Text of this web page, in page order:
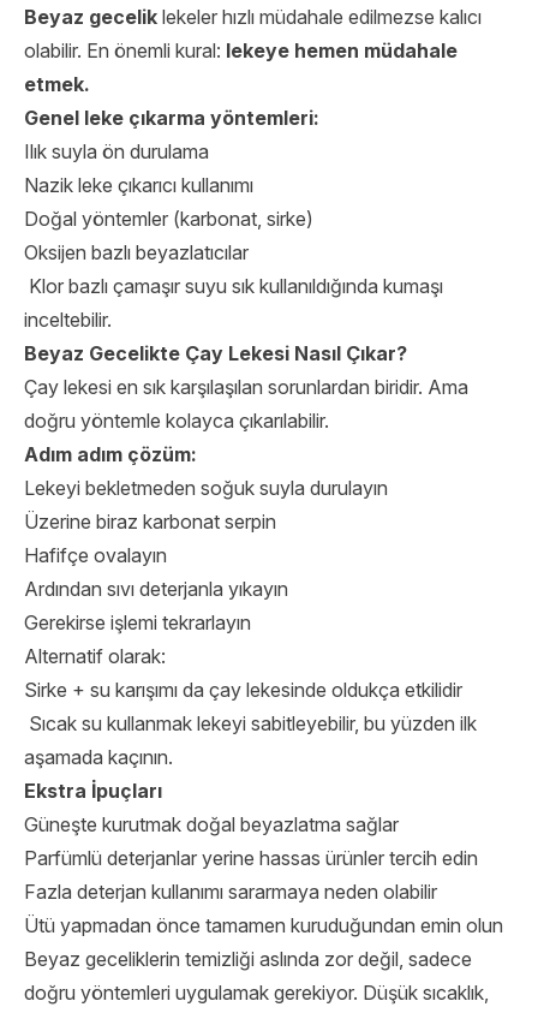
Beyaz gecelik lekeler hızlı müdahale edilmezse kalıcı
olabilir. En önemli kural: lekeye hemen müdahale
etmek.
Genel leke çıkarma yöntemleri:
Ilık suyla ön durulama
Nazik leke çıkarıcı kullanımı
Doğal yöntemler (karbonat, sirke)
Oksijen bazlı beyazlatıcılar
Klor bazlı çamaşır suyu sık kullanıldığında kumaşı
inceltebilir.
Beyaz Gecelikte Çay Lekesi Nasıl Çıkar?
Çay lekesi en sık karşılaşılan sorunlardan biridir. Ama
doğru yöntemle kolayca çıkarılabilir.
Adım adım çözüm:
Lekeyi bekletmeden soğuk suyla durulayın
Üzerine biraz karbonat serpin
Hafifçe ovalayın
Ardından sıvı deterjanla yıkayın
Gerekirse işlemi tekrarlayın
Alternatif olarak:
Sirke + su karışımı da çay lekesinde oldukça etkilidir
Sıcak su kullanmak lekeyi sabitleyebilir, bu yüzden ilk
aşamada kaçının.
Ekstra İpuçları
Güneşte kurutmak doğal beyazlatma sağlar
Parfümlü deterjanlar yerine hassas ürünler tercih edin
Fazla deterjan kullanımı sararmaya neden olabilir
Ütü yapmadan önce tamamen kuruduğundan emin olun
Beyaz geceliklerin temizliği aslında zor değil, sadece
doğru yöntemleri uygulamak gerekiyor. Düşük sıcaklık,